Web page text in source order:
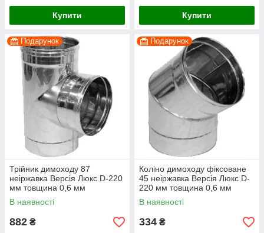
Купити Купити
Подарунок
Трійник димоходу 87
неіржавка Версія Люкс D-220
мм товщина 0,6 мм
В наявності
882 ₴
Подарунок
Коліно димоходу фіксоване
45 неіржавка Версія Люкс D-
220 мм товщина 0,6 мм
В наявності
334 ₴